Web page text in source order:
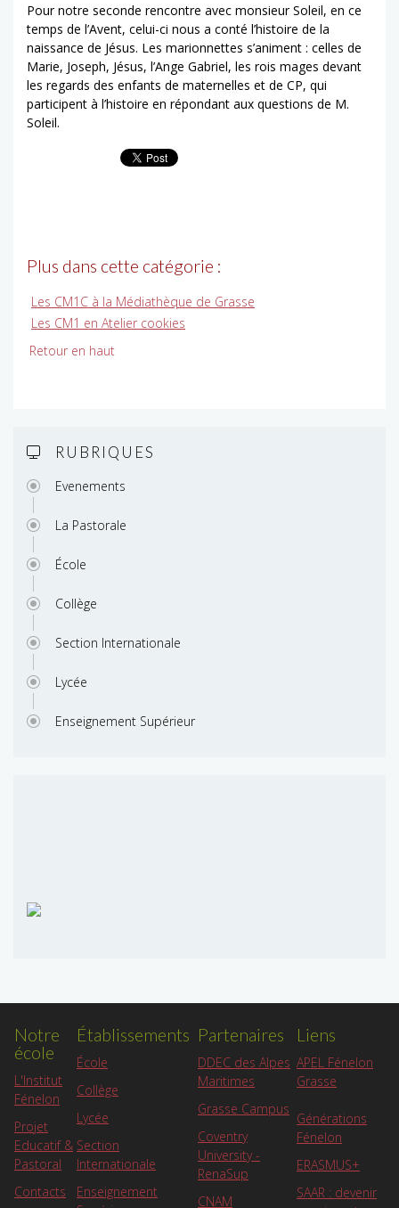
Pour notre seconde rencontre avec monsieur Soleil, en ce
temps de l’Avent, celui-ci nous a conté l’histoire de la
naissance de Jésus. Les marionnettes s’animent : celles de
Marie, Joseph, Jésus, l’Ange Gabriel, les rois mages devant
les regards des enfants de maternelles et de CP, qui
participent à l’histoire en répondant aux questions de M.
Soleil.
Plus dans cette catégorie :
Les CM1C à la Médiathèque de Grasse
Les CM1 en Atelier cookies
Retour en haut
RUBRIQUES
Evenements
La Pastorale
École
Collège
Section Internationale
Lycée
Enseignement Supérieur
Notre
école
L'Institut
Fénelon
Projet
Educatif &
Pastoral
Contacts
Établissements
École
Collège
Lycée
Section
Internationale
Enseignement
Partenaires
DDEC des Alpes
Maritimes
Grasse Campus
Coventry
University -
RenaSup
CNAM
Liens
APEL Fénelon
Grasse
Générations
Fénelon
ERASMUS+
SAAR : devenir